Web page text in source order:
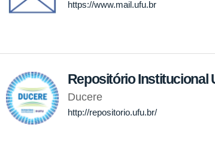
https://www.mail.ufu.br
Repositório Institucional
Ducere
http://repositorio.ufu.br/